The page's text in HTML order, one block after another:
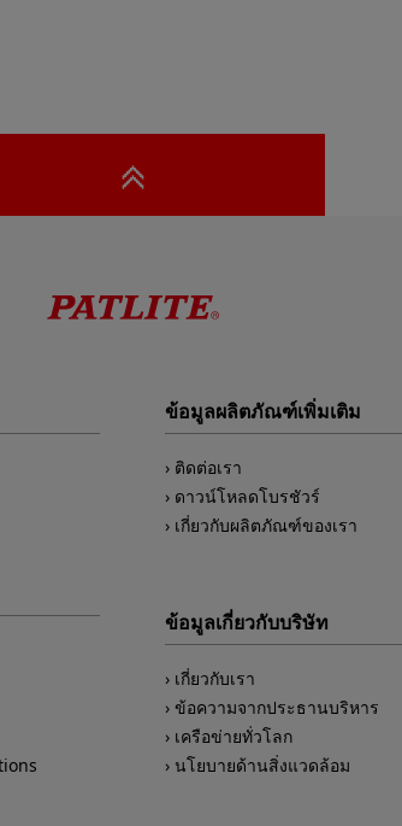
ข้อมูลผลิตภัณฑ์เพิ่มเติม
ติดต่อเรา
ดาวน์โหลดโบรชัวร์
เกี่ยวกับผลิตภัณฑ์ของเรา
ข้อมูลเกี่ยวกับบริษัท
เกี่ยวกับเรา
ข้อความจากประธานบริหาร
เครือข่ายทั่วโลก
นโยบายด้านสิ่งแวดล้อม